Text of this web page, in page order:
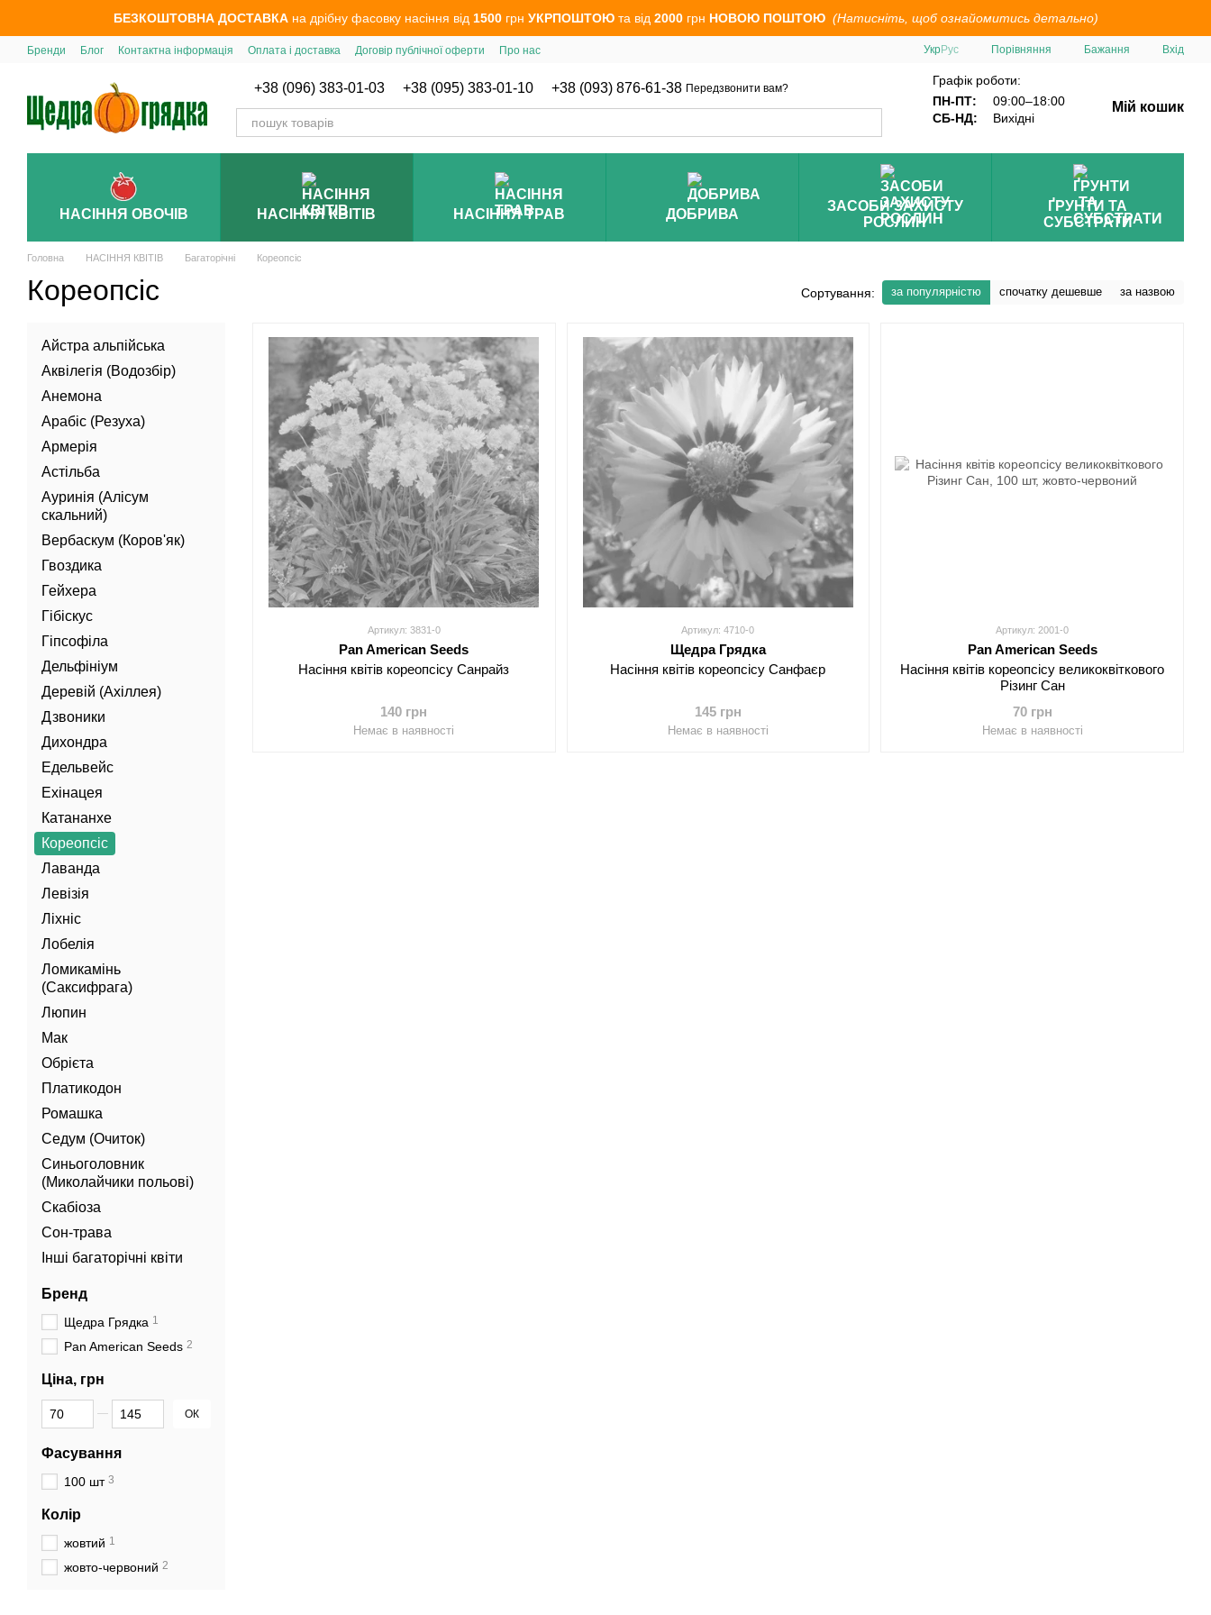
Перейти до основного контентуБЕЗКОШТОВНА ДОСТАВКА на дрібну фасовку насіння від 1500грн УКРПОШТОЮта від 2000грн НОВОЮ ПОШТОЮ (Натисніть, щоб ознайомитись детально)
Бренди Блог Контактна інформація Оплата і доставка Договір публічної оферти Про нас УкрРус Порівняння Бажання Вхід
+38 (096) 383-01-03 +38 (095) 383-01-10 +38 (093) 876-61-38 Передзвонити вам?
Графік роботи:
ПН-ПТ:
09:00–18:00
СБ-НД:
Вихідні
Мій кошик
НАСІННЯ ОВОЧІВ НАСІННЯ КВІТІВ НАСІННЯ ТРАВ ДОБРИВА
ЗАСОБИ ЗАХИСТУ
РОСЛИН
ҐРУНТИ ТА
СУБСТРАТИ
Головна НАСІННЯ КВІТІВ Багаторічні Кореопсіс
Кореопсіс Сортування: за популярністю спочатку дешевше за назвою
Артикул: 3831-0
Pan American Seeds
Насіння квітів кореопсісу Санрайз
140 грн
Немає в наявності
Артикул: 4710-0
Щедра Грядка
Насіння квітів кореопсісу Санфаєр
145 грн
Немає в наявності
Артикул: 2001-0
Pan American Seeds
Насіння квітів кореопсісу великоквіткового
Різинг Сан
70 грн
Немає в наявності
Айстра альпійська
Аквілегія (Водозбір)
Анемона
Арабіс (Резуха)
Армерія
Астільба
Ауринія (Алісум
скальний)
Вербаскум (Коров'як)
Гвоздика
Гейхера
Гібіскус
Гіпсофіла
Дельфініум
Деревій (Ахіллея)
Дзвоники
Дихондра
Едельвейс
Ехінацея
Катананхе
Кореопсіс
Лаванда
Левізія
Ліхніс
Лобелія
Ломикамінь
(Саксифрага)
Люпин
Мак
Обрієта
Платикодон
Ромашка
Седум (Очиток)
Синьоголовник
(Миколайчики польові)
Скабіоза
Сон-трава
Інші багаторічні квіти
Бренд
Щедра Грядка 1
Pan American Seeds 2
Ціна, грн
Від Ціна, грн
До Ціна, грн ОК
Фасування
100 шт 3
Колір
жовтий 1
жовто-червоний 2